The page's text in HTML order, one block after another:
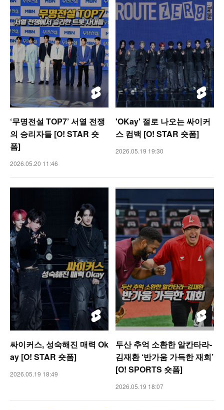
‘무명전설 TOP7’ 서열 전쟁
의 승리자들 [O! STAR 숏
폼]
2026.05.20 11:46
'OKay' 절로 나오는 싸이커
스 컴백 [O! STAR 숏폼]
2026.05.19 19:30
싸이커스, 성숙해진 매력 Ok
ay [O! STAR 숏폼]
2026.05.19 18:49
두산 추억 소환한 알칸타라-
김재환 ‘반가움 가득한 재회’
[O! SPORTS 숏폼]
2026.05.19 18:07